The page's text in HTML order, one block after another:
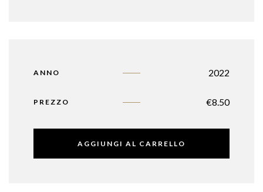
ANNO 2022
PREZZO €8.50
AGGIUNGI AL CARRELLO